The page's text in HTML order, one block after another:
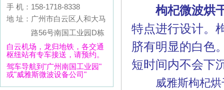
手 机：158-1718-8338
地 址：广州市白云区人和大马
路56号南国工业园D栋
白云机场，龙归地铁，各交通
枢纽站有专车接送，请预约。
驾车导航到"广州南国工业园"
或"威雅斯微波设备公司"
枸杞微波烘
特点进行设计。
脐有明显的白色
短时间内不会下
威雅斯枸杞